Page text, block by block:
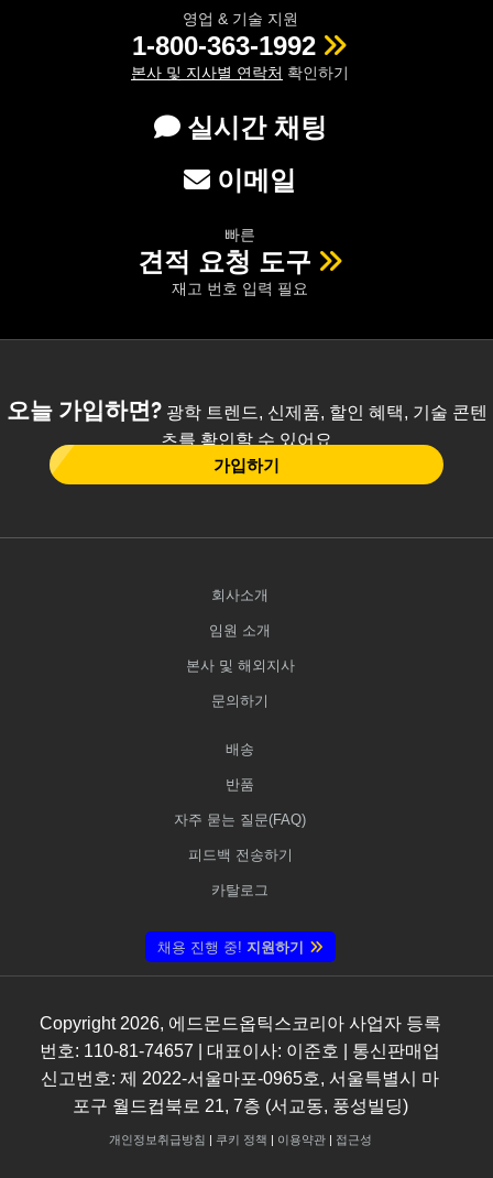
영업 & 기술 지원
1-800-363-1992
본사 및 지사별 연락처 확인하기
실시간 채팅
이메일
빠른
견적 요청 도구
재고 번호 입력 필요
오늘 가입하면?광학 트렌드, 신제품, 할인 혜택, 기술 콘텐
츠를 확인할 수 있어요
가입하기
회사소개
임원 소개
본사 및 해외지사
문의하기
배송
반품
자주 묻는 질문(FAQ)
피드백 전송하기
카탈로그
채용 진행 중! 지원하기
Copyright 2026, 에드몬드옵틱스코리아 사업자 등록
번호: 110-81-74657 | 대표이사: 이준호 | 통신판매업
신고번호: 제 2022-서울마포-0965호, 서울특별시 마
포구 월드컵북로 21, 7층 (서교동, 풍성빌딩)
개인정보취급방침 | 쿠키 정책 | 이용약관| 접근성